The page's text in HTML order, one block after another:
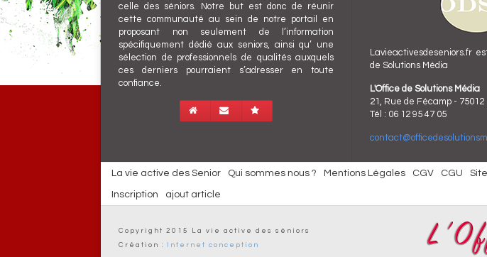
celle des séniors. Notre but est donc de réunir
cette communauté au sein de notre portail en
proposant non seulement de l’information
spécifiquement dédié aux seniors, ainsi qu’ une
sélection de professionnels de qualités auxquels
ces derniers pourraient s’adresser en toute
confiance.
Lavieactivesdeseniors.fr
de Solutions Média
L'Office de Solutions Média
21, Rue de Fécamp - 75012
Tél : 06 12 95 47 05
La vie active des Senior Qui sommes nous ? Mentions Légales CGV CGU
Inscription ajout article
Copyright 2015 La vie active des séniors
Création :
Internet conception